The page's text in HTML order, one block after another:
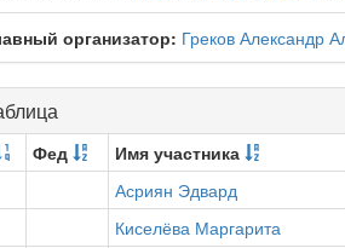
организатор: Греков Александр
Фед Имя участника
Асриян Эдвард
Киселёва Маргарита